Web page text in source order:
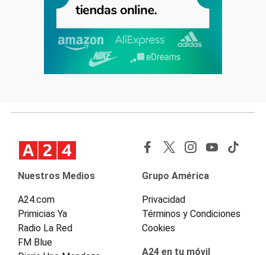
Nuestros Medios
A24.com
Primicias Ya
Radio La Red
FM Blue
Grupo América
Privacidad
Términos y Condiciones
Cookies
A24 en tu móvil